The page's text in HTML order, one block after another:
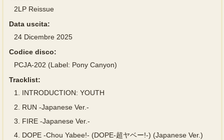
2LP Reissue
Data uscita:
24 Dicembre 2025
Codice disco:
PCJA-202 (Label: Pony Canyon)
Tracklist:
1.
INTRODUCTION: YOUTH
2.
RUN -Japanese Ver.-
3.
FIRE -Japanese Ver.-
4. DOPE -Chou Yabee!- (DOPE-超ヤベー!-) (Japanese Ver.)